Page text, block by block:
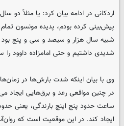
اردکانی در ادامه بیان کرد: یا مثلاً دو
پیش‌بینی کرده بودم، پدیده مونسون
شبیه سال هزار و سیصد و سی و پنج بود
شدیدی داشتیم و حتی امامزاده داوود را
وی با بیان اینکه شدت بارش‌ها در
در چنین مواقعی رعد و برق‌هایی
ساعت حدود پنج اینچ بارندگی، یعنی
ایجاد کند. در این موقعیت است که